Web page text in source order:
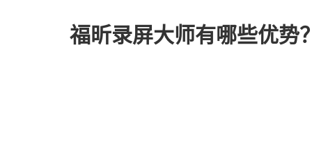
福昕录屏大师有哪些优势